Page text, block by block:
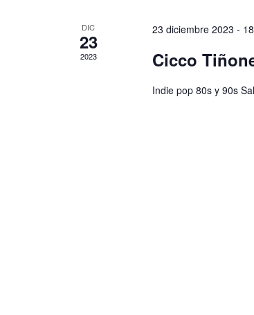
DIC
23
2023
23 diciembre 2023 -
Cicco
Indie pop 80s y 90s